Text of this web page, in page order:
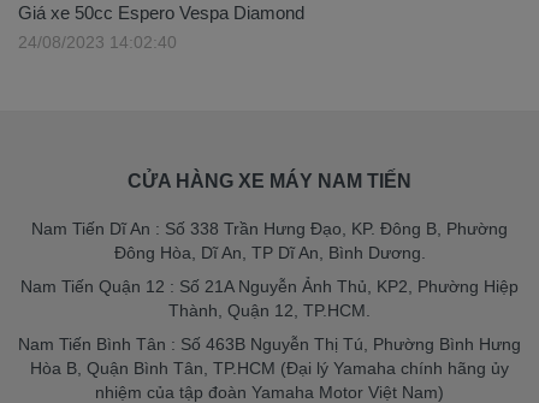
Giá xe 50cc Espero Vespa Diamond
24/08/2023 14:02:40
CỬA HÀNG XE MÁY NAM TIẾN
Nam Tiến Dĩ An : Số 338 Trần Hưng Đạo, KP. Đông B, Phường
Đông Hòa, Dĩ An, TP Dĩ An, Bình Dương.
Nam Tiến Quận 12 : Số 21A Nguyễn Ảnh Thủ, KP2, Phường Hiệp
Thành, Quận 12, TP.HCM.
Nam Tiến Bình Tân : Số 463B Nguyễn Thị Tú, Phường Bình Hưng
Hòa B, Quận Bình Tân, TP.HCM (Đại lý Yamaha chính hãng ủy
nhiệm của tập đoàn Yamaha Motor Việt Nam)